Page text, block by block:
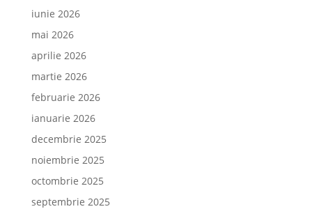
iunie 2026
mai 2026
aprilie 2026
martie 2026
februarie 2026
ianuarie 2026
decembrie 2025
noiembrie 2025
octombrie 2025
septembrie 2025